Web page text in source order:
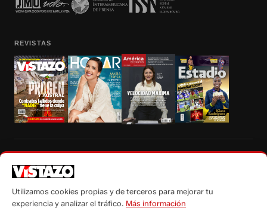
REVISTAS
autorización escrita de su titular, de todos los contenidos de Vistazo.com.
Utilizamos cookies propias y de terceros para mejorar tu
experiencia y analizar el tráfico. Más información